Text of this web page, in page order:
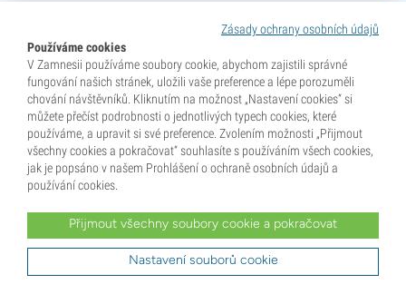
Zaregistrovat se
Tato stránka je chráněna reCAPTCHA a platí Zásady ochrany soukromí a Smluvní
podmínkyspolečnosti Google.
Vaše podpora z nás udělala šampiony!
Zásady ochrany osobních údajů
Používáme cookies
V Zamnesii používáme soubory cookie, abychom zajistili správné
fungování našich stránek, uložili vaše preference a lépe porozuměli
chování návštěvníků. Kliknutím na možnost „Nastavení cookies“ si
můžete přečíst podrobnosti o jednotlivých typech cookies, které
používáme, a upravit si své preference. Zvolením možnosti „Přijmout
všechny cookies a pokračovat“ souhlasíte s používáním všech cookies,
jak je popsáno v našem Prohlášení o ochraně osobních údajů a
používání cookies.
Přijmout všechny soubory cookie a pokračovat
Nastavení souborů cookie